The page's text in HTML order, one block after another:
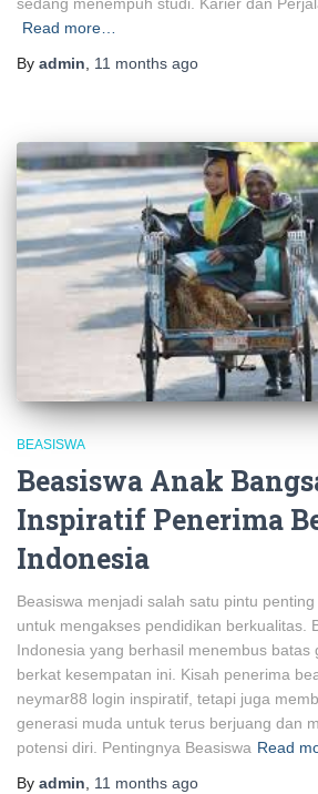
Read more…
By admin 11 months ago
BEASISWA
Beasiswa Anak
Inspiratif Penerima
Indonesia
Beasiswa menjadi salah satu pintu
untuk mengakses pendidikan berkualitas.
Indonesia yang berhasil menembus batas
berkat kesempatan ini. Kisah penerima
neymar88 login inspiratif, tetapi juga
generasi muda untuk terus berjuang dan
potensi diri. Pentingnya Beasiswa Read
By admin 11 months ago